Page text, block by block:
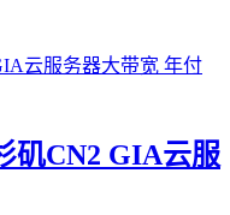
矶CN2 GIA云服